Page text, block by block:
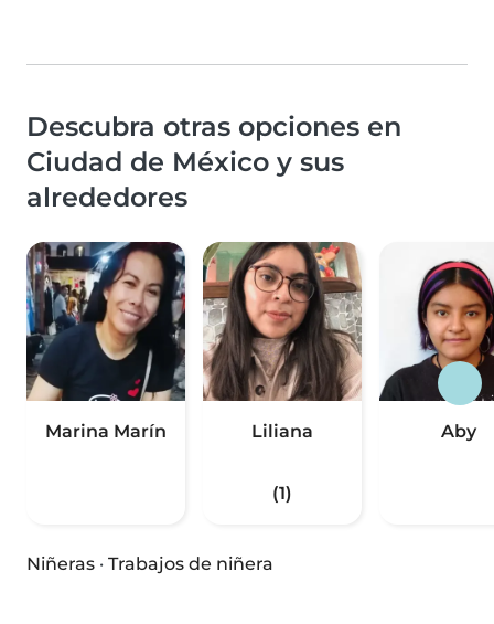
Descubra otras opciones en
Ciudad de México y sus
alrededores
Marina Marín Liliana
(1)
Aby
Niñeras · Trabajos de niñera